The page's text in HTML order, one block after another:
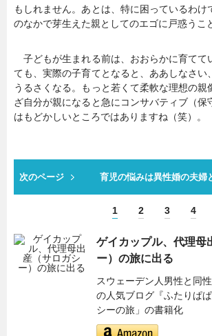
もしれません。あとは、特に困っているわけ
のなかで芽生えた親としてのエゴに戸惑うこ
子どもが生まれる前は、おおらかに育てて
ても、実際の子育てとなると、ああしなさい
うるさくなる。もっと若くて柔軟な理想の親
ざ自分が親になると急にコンサバティブ（保
はもどかしいところではありますね（笑）。
次のページ 育児の悩みは異性婚の夫婦
1 2 3 4
ゲイカップル、代理母
ー）の旅に出る
スウェーデン人男性と同
の人気ブログ『ふたりぱ
シーの旅」の書籍化